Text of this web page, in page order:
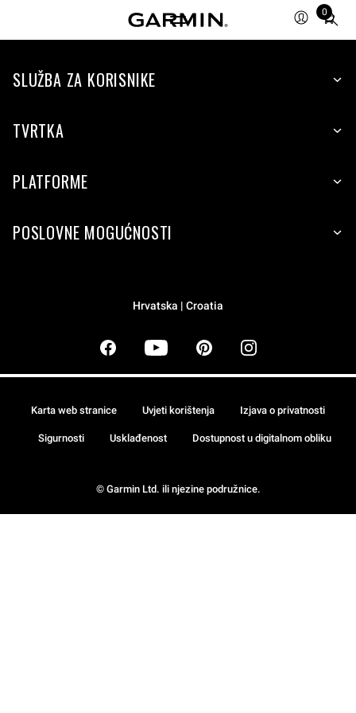
0
Total
items
cart:
SLUŽBA ZA KORISNIKE
TVRTKA
PLATFORME
POSLOVNE MOGUĆNOSTI
Hrvatska | Croatia
© Garmin Ltd. ili njezine podružnice.
Karta web stranice Uvjeti korištenja Izjava o privatnosti
Sigurnosti Usklađenost Dostupnost u digitalnom obliku